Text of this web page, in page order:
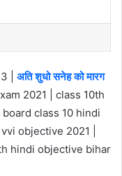
| अति शुधो सनेह को मारग
2021 | class 10th
class 10 hindi
objective 2021 |
hindi objective bihar